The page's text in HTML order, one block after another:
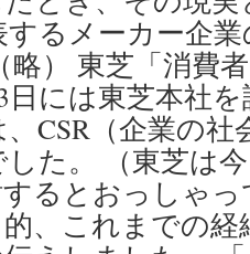
るメーカー企業
略） 東芝「消費
日には東芝本社
CSR（企業の社
した。 （東芝は
るとおっしゃ
、これまでの